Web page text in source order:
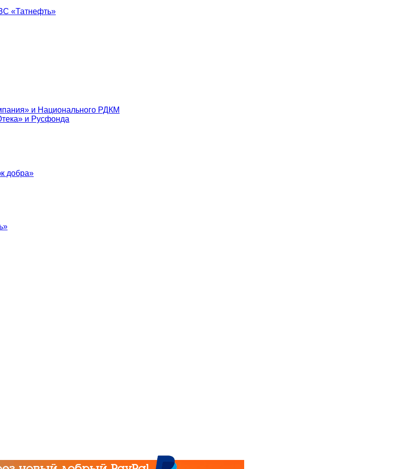
«Татнефть»
и Национального РДКМ
и Русфонда
добра»